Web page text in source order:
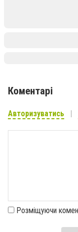
Коментарі
Авторизуватись
Розміщуючи